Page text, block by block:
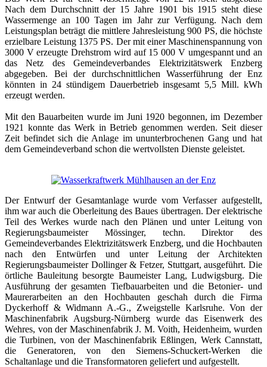
Nach dem Durchschnitt der 15 Jahre 1901 bis 1915 steht diese
Wassermenge an 100 Tagen im Jahr zur Verfügung. Nach dem
Leistungsplan beträgt die mittlere Jahresleistung 900 PS, die höchste
erzielbare Leistung 1375 PS. Der mit einer Maschinenspannung von
3000 V erzeugte Drehstrom wird auf 15 000 V umgespannt und an
das Netz des Gemeindeverbandes Elektrizitätswerk Enzberg
abgegeben. Bei der durchschnittlichen Wasserführung der Enz
könnten in 24 stündigem Dauerbetrieb insgesamt 5,5 Mill. kWh
erzeugt werden.
Mit den Bauarbeiten wurde im Juni 1920 begonnen, im Dezember
1921 konnte das Werk in Betrieb genommen werden. Seit dieser
Zeit befindet sich die Anlage im ununterbrochenen Gang und hat
dem Gemeindeverband schon die wertvollsten Dienste geleistet.
Der Entwurf der Gesamtanlage wurde vom Verfasser aufgestellt,
ihm war auch die Oberleitung des Baues übertragen. Der elektrische
Teil des Werkes wurde nach den Plänen und unter Leitung von
Regierungsbaumeister Mössinger, techn. Direktor des
Gemeindeverbandes Elektrizitätswerk Enzberg, und die Hochbauten
nach den Entwürfen und unter Leitung der Architekten
Regierungsbaumeister Dollinger & Fetzer, Stuttgart, ausgeführt. Die
örtliche Bauleitung besorgte Baumeister Lang, Ludwigsburg. Die
Ausführung der gesamten Tiefbauarbeiten und die Betonier- und
Maurerarbeiten an den Hochbauten geschah durch die Firma
Dyckerhoff & Widmann A.-G., Zweigstelle Karlsruhe. Von der
Maschinenfabrik Augsburg-Nürnberg wurde das Eisenwerk des
Wehres, von der Maschinenfabrik J. M. Voith, Heidenheim, wurden
die Turbinen, von der Maschinenfabrik Eßlingen, Werk Cannstatt,
die Generatoren, von den Siemens-Schuckert-Werken die
Schaltanlage und die Transformatoren geliefert und aufgestellt.